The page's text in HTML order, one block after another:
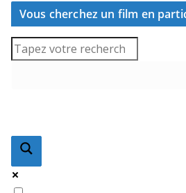
Vous cherchez un film en